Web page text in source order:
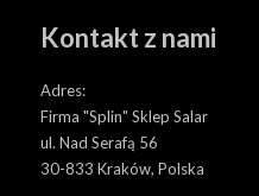
Kontakt z nami
Adres:
Firma "Splin" Sklep Salar
ul. Nad Serafą 56
30-833 Kraków, Polska